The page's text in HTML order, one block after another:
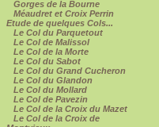
Gorges de la Bourne
Méaudret et Croix Perrin
Etude de quelques Cols...
Le Col du Parquetout
Le Col de Malissol
Le Col de la Morte
Le Col du Sabot
Le Col du Grand Cucheron
Le Col du Glandon
Le Col du Mollard
Le Col de Pavezin
Le Col de la Croix du Mazet
Le Col de la Croix de